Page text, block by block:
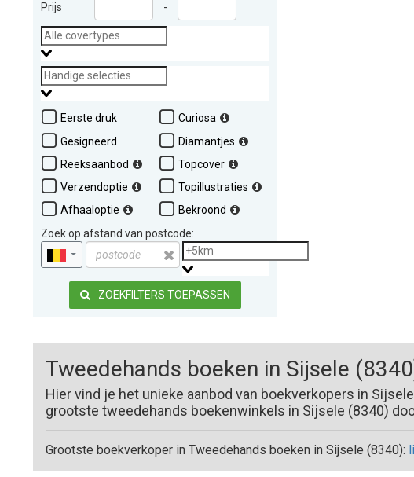
Prijs -
Eerste druk
Gesigneerd
Reeksaanbod
Verzendoptie
Afhaaloptie
Curiosa
Diamantjes
Topcover
Topillustraties
Bekroond
Zoek op afstand van postcode:
ZOEKFILTERS TOEPASSEN
Tweedehands boeken in Sijsele
Hier vind je het unieke aanbod van boekverkopers in
grootste tweedehands boekenwinkels in Sijsele (8340)
Grootste boekverkoper in Tweedehands boeken in Sijsele (8340):